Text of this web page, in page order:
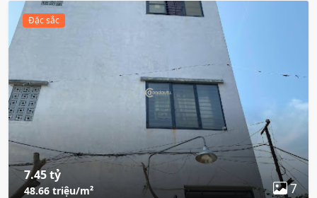
Đặc sắc
7.45 tỷ
48.66 triệu/m² 7